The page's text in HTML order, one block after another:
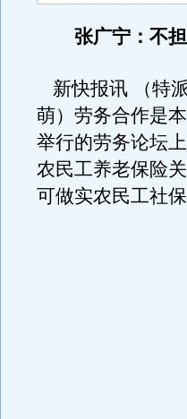
张广宁：不
新快报讯 （特
萌）劳务合作是
举行的劳务论坛
农民工养老保险
可做实农民工社